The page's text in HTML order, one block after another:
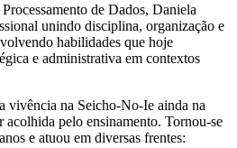
de Dados, Daniela
unindo disciplina, organização e
habilidades que hoje
e administrativa em contextos
vivência na Seicho-No-Ie ainda na
acolhida pelo ensinamento. Tornou-se
e atuou em diversas frentes: